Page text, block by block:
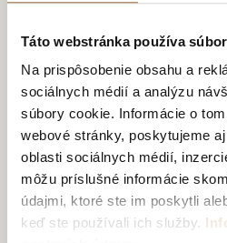
Táto webstránka používa
Na prispôsobenie obsahu a
sociálnych médií a analýzu
súbory cookie. Informácie o
webové stránky, poskytujeme
oblasti sociálnych médií,
môžu príslušné informácie
údajmi, ktoré ste im poskytli
keď ste používali ich služby.
ZÁKAZNÍCI KÚPILI AJ
NOVINKA SYPANÝ ČAJ